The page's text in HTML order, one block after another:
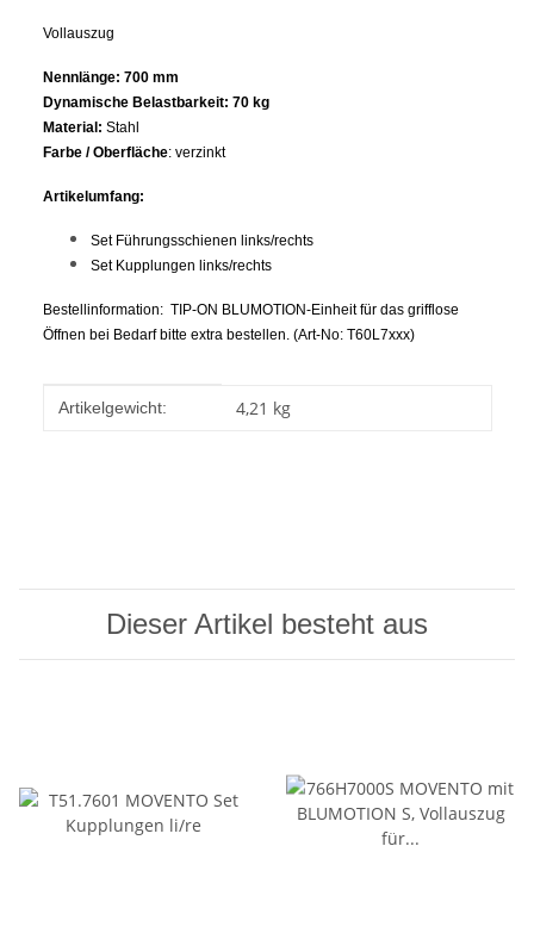
Vollauszug
Nennlänge: 700 mm
Dynamische Belastbarkeit: 70 kg
Material: Stahl
Farbe / Oberfläche: verzinkt
Artikelumfang:
Set Führungsschienen links/rechts
Set Kupplungen links/rechts
Bestellinformation: TIP-ON BLUMOTION-Einheit für das grifflose
Öffnen bei Bedarf bitte extra bestellen. (Art-No: T60L7xxx)
Produkteigenschaft
Wert
Artikelgewicht: 4,21 kg
Dieser Artikel besteht aus